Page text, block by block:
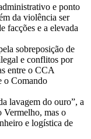
e ponto
da violência ser
facções e a elevada
sobreposição de
e conflitos por
entre o CCA
o Comando
lavagem do ouro”, a
Vermelho, mas o
e logística de